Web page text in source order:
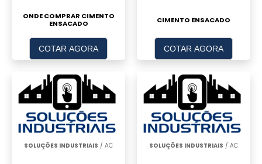
ONDE COMPRAR CIMENTO
ENSACADO
COTAR AGORA
CIMENTO ENSACADO
COTAR AGORA
SOLUÇÕES INDUSTRIAIS / AC SOLUÇÕES INDUSTRIAIS / AC